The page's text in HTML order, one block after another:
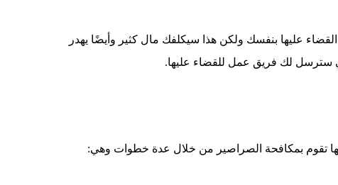
عليها بنفسك ولكن هذا سيكلفك مال كثير وأيضًا يهدر
سترسل لك فريق عمل للقضاء عليها.
تقوم بمكافحة الصراصير من خلال عدة خطوات وهي: